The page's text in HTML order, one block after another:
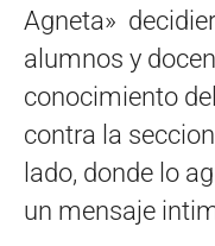
Agneta»
alumnos y
conocimiento
contra la
lado, donde lo
un mensaje